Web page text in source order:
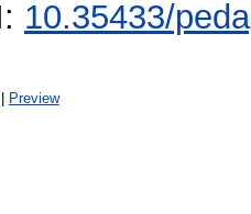
10.35433/
Preview